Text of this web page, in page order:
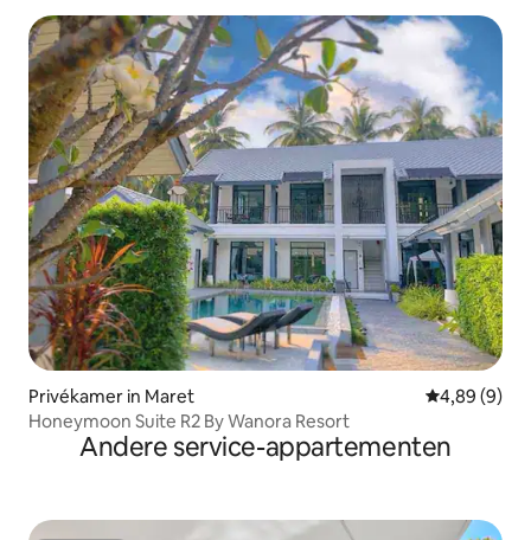
Privékamer in Maret Gemiddelde
4,89 (9)
Honeymoon Suite R2 By Wanora Resort
Andere service-appartementen